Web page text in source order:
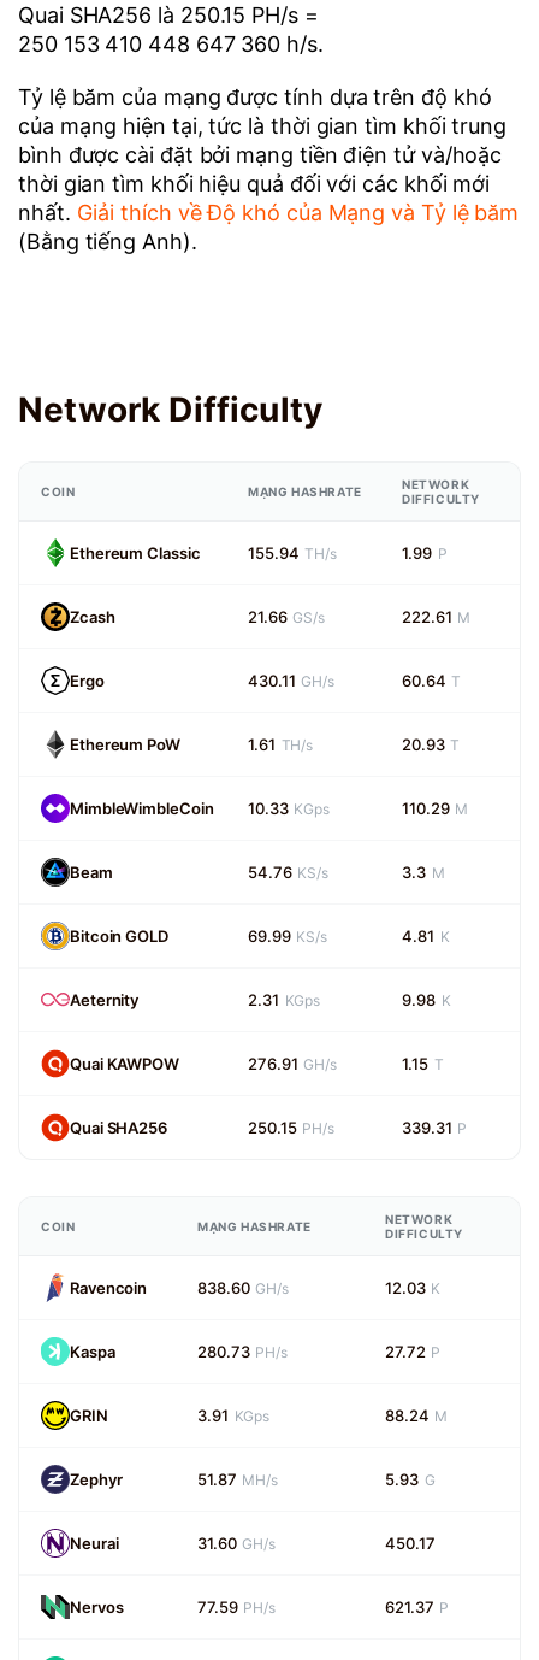
Quai SHA256 là 250.15 PH/s =
250 153 410 448 647 360 h/s.
Tỷ lệ băm của mạng được tính dựa trên độ khó
của mạng hiện tại, tức là thời gian tìm khối trung
bình được cài đặt bởi mạng tiền điện tử và/hoặc
thời gian tìm khối hiệu quả đối với các khối mới
nhất. Giải thích về Độ khó của Mạng và Tỷ lệ băm
(Bằng tiếng Anh).
Network Difficulty
COIN MẠNG HASHRATE
NETWORK
DIFFICULTY
Ethereum Classic 155.94 TH/s 1.99 P
Zcash 21.66 GS/s 222.61 M
Ergo 430.11 GH/s 60.64 T
Ethereum PoW 1.61 TH/s 20.93 T
MimbleWimbleCoin 10.33 KGps 110.29 M
Beam 54.76 KS/s 3.3 M
Bitcoin GOLD 69.99 KS/s 4.81 K
Aeternity 2.31 KGps 9.98 K
Quai KAWPOW 276.91 GH/s 1.15 T
Quai SHA256 250.15 PH/s 339.31 P
COIN MẠNG HASHRATE
NETWORK
DIFFICULTY
Ravencoin 838.60 GH/s 12.03 K
Kaspa 280.73 PH/s 27.72 P
GRIN 3.91 KGps 88.24 M
Zephyr 51.87 MH/s 5.93 G
Neurai 31.60 GH/s 450.17
Nervos 77.59 PH/s 621.37 P